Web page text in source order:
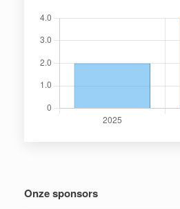
Onze sponsors